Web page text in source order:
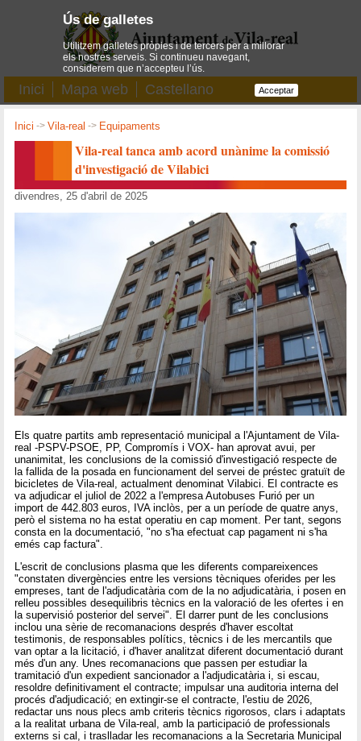
Inici Mapa web Castellano
Inici ->Vila-real -> Equipaments
Vila-real tanca amb acord unànime la comissió
d'investigació de Vilabici
divendres, 25 d'abril de 2025
Els quatre partits amb representació municipal a l'Ajuntament de Vila-
real -PSPV-PSOE, PP, Compromís i VOX- han aprovat avui, per
unanimitat, les conclusions de la comissió d'investigació respecte de
la fallida de la posada en funcionament del servei de préstec gratuït de
bicicletes de Vila-real, actualment denominat Vilabici. El contracte es
va adjudicar el juliol de 2022 a l'empresa Autobuses Furió per un
import de 442.803 euros, IVA inclòs, per a un període de quatre anys,
però el sistema no ha estat operatiu en cap moment. Per tant, segons
consta en la documentació, "no s'ha efectuat cap pagament ni s'ha
emés cap factura".
L'escrit de conclusions plasma que les diferents compareixences
"constaten divergències entre les versions tècniques oferides per les
empreses, tant de l'adjudicatària com de la no adjudicatària, i posen en
relleu possibles desequilibris tècnics en la valoració de les ofertes i en
la supervisió posterior del servei". El darrer punt de les conclusions
inclou una sèrie de recomanacions després d'haver escoltat
testimonis, de responsables polítics, tècnics i de les mercantils que
van optar a la licitació, i d'haver analitzat diferent documentació durant
més d'un any. Unes recomanacions que passen per estudiar la
tramitació d'un expedient sancionador a l'adjudicatària i, si escau,
resoldre definitivament el contracte; impulsar una auditoria interna del
procés d'adjudicació; en extingir-se el contracte, l'estiu de 2026,
redactar uns nous plecs amb criteris tècnics rigorosos, clars i adaptats
a la realitat urbana de Vila-real, amb la participació de professionals
externs si cal, i traslladar les recomanacions a la Secretaria Municipal
Ús de galletes
Utilitzem galletes pròpies i de tercers per a millorar
els nostres serveis. Si continueu navegant,
considerem que n’accepteu l’ús.
Acceptar